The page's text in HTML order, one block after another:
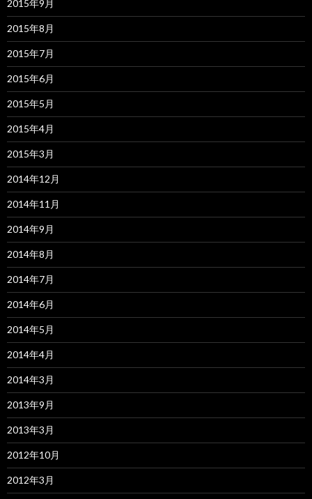
2015年9月
2015年8月
2015年7月
2015年6月
2015年5月
2015年4月
2015年3月
2014年12月
2014年11月
2014年9月
2014年8月
2014年7月
2014年6月
2014年5月
2014年4月
2014年3月
2013年9月
2013年3月
2012年10月
2012年3月